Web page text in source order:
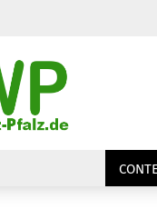
E-Mail